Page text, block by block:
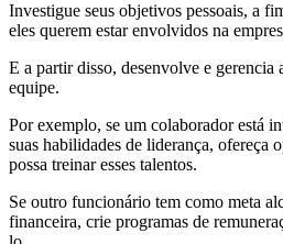
Investigue seus objetivos pessoais, a
eles querem estar envolvidos na
E a partir disso, desenvolve e gerencia
equipe.
Por exemplo, se um colaborador está
suas habilidades de liderança, ofereça
possa treinar esses talentos.
Se outro funcionário tem como meta
financeira, crie programas de